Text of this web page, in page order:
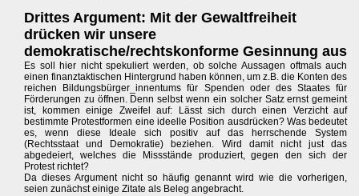
Drittes Argument: Mit der Gewaltfreiheit
drücken wir unsere
demokratische/rechtskonforme Gesinnung aus
Es soll hier nicht spekuliert werden, ob solche Aussagen oftmals auch
einen finanztaktischen Hintergrund haben können, um z.B. die Konten des
reichen Bildungsbürger_innentums für Spenden oder des Staates für
Förderungen zu öffnen. Denn selbst wenn ein solcher Satz ernst gemeint
ist, kommen einige Zweifel auf: Lässt sich durch einen Verzicht auf
bestimmte Protestformen eine ideelle Position ausdrücken? Was bedeutet
es, wenn diese Ideale sich positiv auf das herrschende System
(Rechtsstaat und Demokratie) beziehen. Wird damit nicht just das
abgedeiert, welches die Missstände produziert, gegen den sich der
Protest richtet?
Da dieses Argument nicht so häufig genannt wird wie die vorherigen,
seien zunächst einige Zitate als Beleg angebracht.